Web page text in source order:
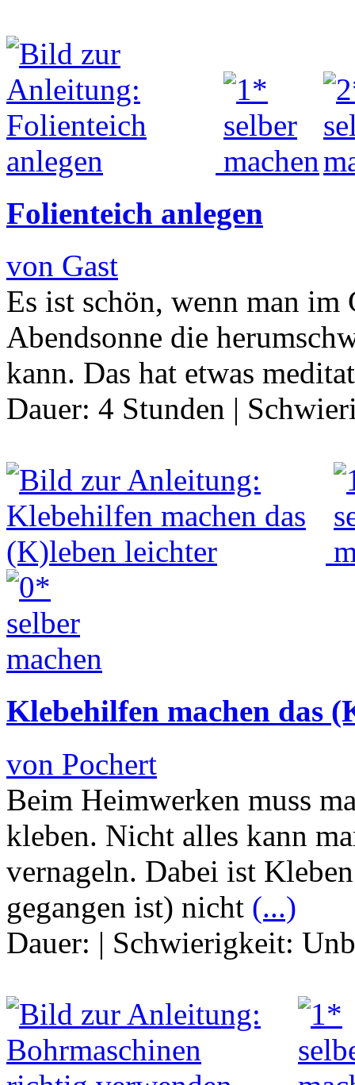
Folienteich anlegen
von Gast
Es ist schön, wenn man im
Abendsonne die
kann. Das hat etwas
Dauer: 4 Stunden |
Klebehilfen machen das
von Pochert
Beim Heimwerken muss
kleben. Nicht alles kann
vernageln. Dabei ist
gegangen ist) nicht (...)
Dauer: | Schwierigkeit: